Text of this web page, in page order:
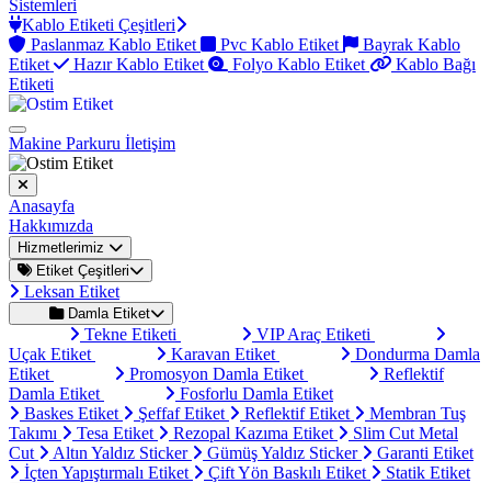
Sistemleri
Kablo Etiketi Çeşitleri
Paslanmaz Kablo Etiket
Pvc Kablo Etiket
Bayrak Kablo
Etiket
Hazır Kablo Etiket Folyo Kablo Etiket
Kablo Bağı
Etiketi
Makine Parkuru İletişim
Anasayfa
Hakkımızda
Hizmetlerimiz
Etiket Çeşitleri
Leksan Etiket
Damla Etiket
Tekne Etiketi
VIP Araç Etiketi
Uçak Etiket
Karavan Etiket
Dondurma Damla
Etiket
Promosyon Damla Etiket
Reflektif
Damla Etiket
Fosforlu Damla Etiket
Baskes Etiket
Şeffaf Etiket Reflektif Etiket
Membran Tuş
Takımı
Tesa Etiket Rezopal Kazıma Etiket
Slim Cut Metal
Cut
Altın Yaldız Sticker Gümüş Yaldız Sticker
Garanti Etiket
İçten Yapıştırmalı Etiket
Çift Yön Baskılı Etiket Statik Etiket